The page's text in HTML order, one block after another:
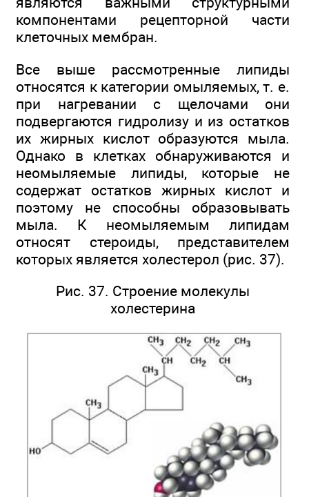
компонентами рецепторной части
клеточных мембран.
Все выше рассмотренные липиды
относятся к категории омыляемых, т. е.
при нагревании с щелочами они
подвергаются гидролизу и из остатков
их жирных кислот образуются мыла.
Однако в клетках обнаруживаются и
неомыляемые липиды, которые не
содержат остатков жирных кислот и
поэтому не способны образовывать
мыла. К неомыляемым липидам
относят стероиды, представителем
которых является холестерол (рис. 37).
Рис. 37. Строение молекулы
холестерина